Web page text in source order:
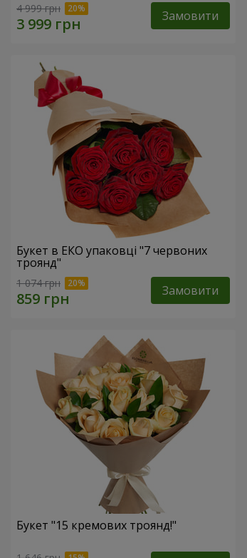
4 999 грн Замовити
Букет в ЕКО упаковці "7 червоних
троянд"
1 074 грн Замовити
Букет "15 кремових троянд!"